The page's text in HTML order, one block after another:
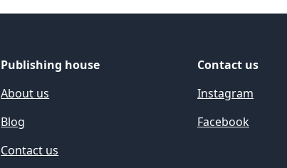
Publishing house
About us
Blog
Contact us
Contact us
Instagram
Facebook